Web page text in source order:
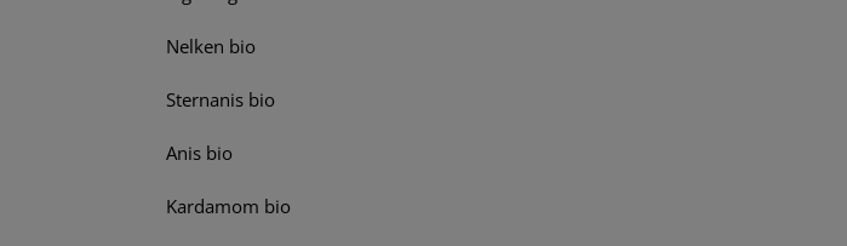
Nelken bio
Sternanis bio
Anis bio
Kardamom bio